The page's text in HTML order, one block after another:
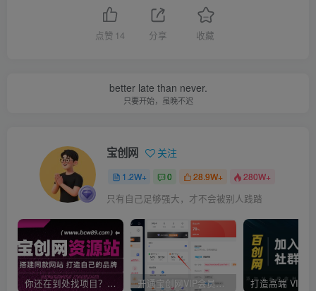
点赞 14 分享 收藏
better late than never.
只要开始，虽晚不迟
宝创网 关注
1.2W+ 0 28.9W+ 280W+
只有自己足够强大，才不会被别人践踏
你还在到处找项目？还在当韭菜？我靠卖项目一个月收入5万+，曾经我也是个失败者。 开通宝创网VIP会员，尊享全站资源免费下载，享70%的推广提成！！【限时五折优惠】